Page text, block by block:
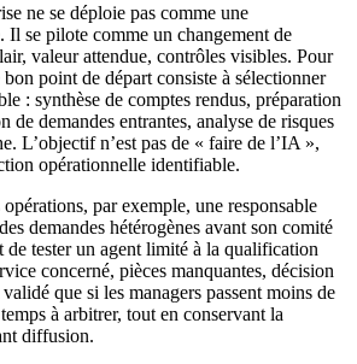
ne se déploie pas comme une
se pilote comme un changement de
valeur attendue, contrôles visibles. Pour
point de départ consiste à sélectionner
: synthèse de comptes rendus, préparation
de demandes entrantes, analyse de risques
L’objectif n’est pas de « faire de l’IA »,
opérationnelle identifiable.
par exemple, une responsable
demandes hétérogènes avant son comité
tester un agent limité à la qualification
concerné, pièces manquantes, décision
que si les managers passent moins de
à arbitrer, tout en conservant la
diffusion.